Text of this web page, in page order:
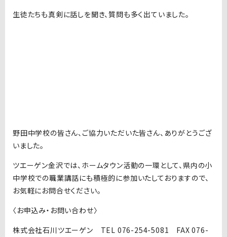
生徒たちも真剣に話しを聞き、質問も多く出ていました。
野田中学校の皆さん、ご協力いただいた皆さん、ありがとうござ
いました。
ツエーゲン金沢では、ホームタウン活動の一環として、県内の小
中学校での職業講話にも積極的に参加いたしておりますので、
お気軽にお問合せください。
〈お申込み・お問い合わせ〉
株式会社石川ツエーゲン TEL 076-254-5081 FAX 076-